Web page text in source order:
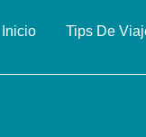
Inicio Tips De